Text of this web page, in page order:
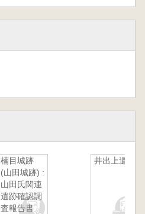
楠目城跡
(山田城跡) :
山田氏関連
遺跡確認調
査報告書
井出上遺跡